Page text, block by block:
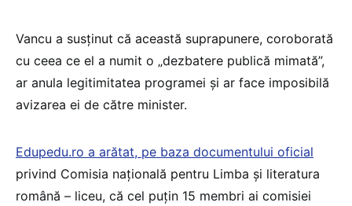
Vancu a susținut că această suprapunere, coroborată
cu ceea ce el a numit o „dezbatere publică mimată”,
ar anula legitimitatea programei și ar face imposibilă
avizarea ei de către minister.
Edupedu.ro a arătat, pe baza documentului oficial
privind Comisia națională pentru Limba și literatura
română – liceu, că cel puțin 15 membri ai comisiei